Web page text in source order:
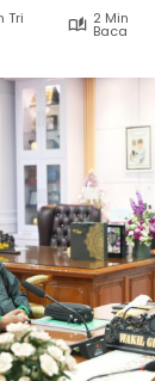
Tri 2 Min
Baca